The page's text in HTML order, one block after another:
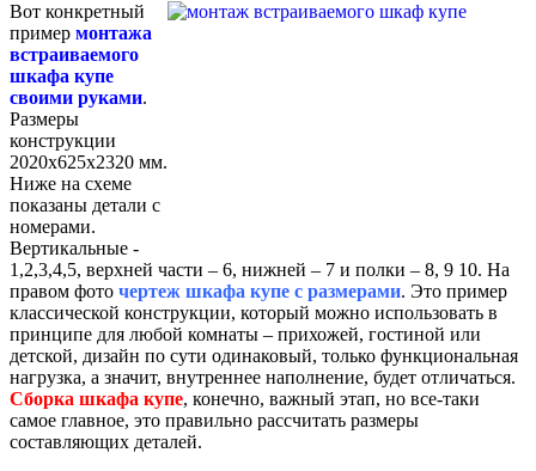
Вот конкретный
пример монтажа
встраиваемого
шкафа купе
своими руками.
Размеры
конструкции
2020х625х2320 мм.
Ниже на схеме
показаны детали с
номерами.
Вертикальные -
1,2,3,4,5, верхней части – 6, нижней – 7 и полки – 8, 9 10. На
правом фото чертеж шкафа купе с размерами. Это пример
классической конструкции, который можно использовать в
принципе для любой комнаты – прихожей, гостиной или
детской, дизайн по сути одинаковый, только функциональная
нагрузка, а значит, внутреннее наполнение, будет отличаться.
Сборка шкафа купе, конечно, важный этап, но все-таки
самое главное, это правильно рассчитать размеры
составляющих деталей.